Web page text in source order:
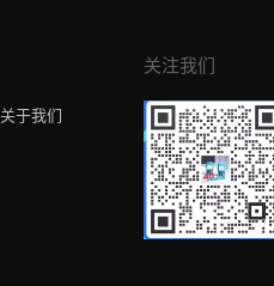
关于我们
关注我们